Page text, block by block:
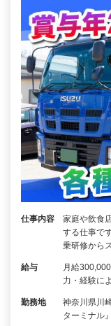
仕事内容
家庭や飲食
する仕事で
乗研修から
給与
月給
力・経験に
勤務地
神奈川県川
ターミナル